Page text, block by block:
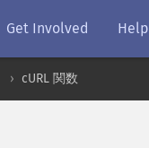
Get Involved Help
cURL 関数